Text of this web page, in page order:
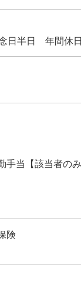
日半日 年間休
手当【該当者の
険